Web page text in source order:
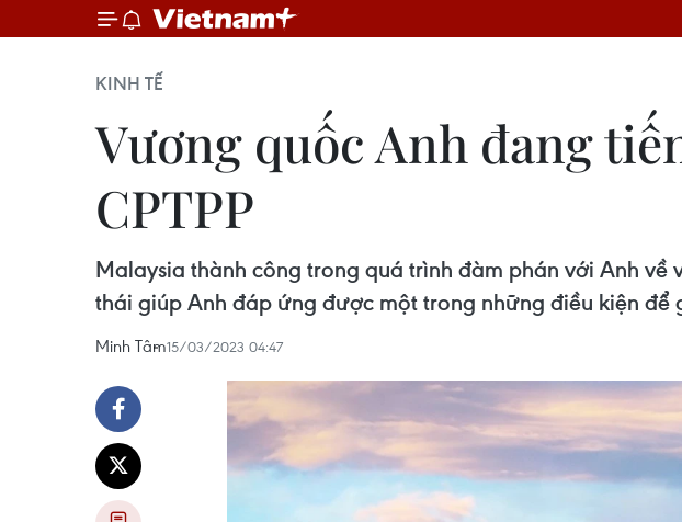
KINH TẾ
Vương quốc Anh đang
CPTPP
Malaysia thành công trong quá trình đàm phán với Anh
thái giúp Anh đáp ứng được một trong những điều kiện để
Minh Tâm15/03/2023 04:47